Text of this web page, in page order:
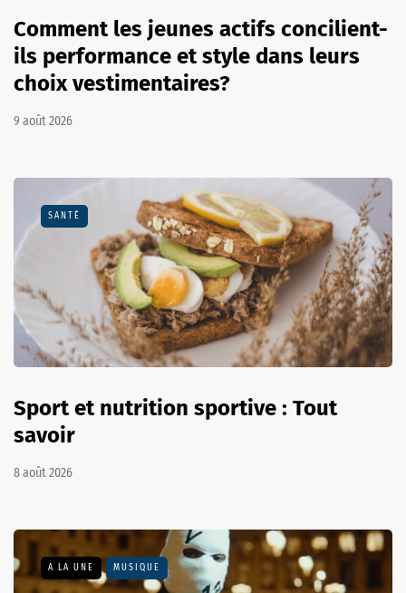
Comment les jeunes actifs concilient-
ils performance et style dans leurs
choix vestimentaires?
9 août 2026
SANTÉ
Sport et nutrition sportive : Tout
savoir
8 août 2026
A LA UNE MUSIQUE